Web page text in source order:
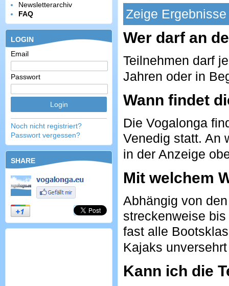
Newsletterarchiv
FAQ
LOGIN
Email
Passwort
Noch nicht registriert?
Passwort vergessen?
SHARE
Zeige
Wer darf an
Teilnehmen darf
Jahren oder in
Wann findet
Die Vogalonga
Venedig statt. An
in der Anzeige
Mit welchem
Abhängig von
streckenweise
fast alle
Kajaks
Kann ich die